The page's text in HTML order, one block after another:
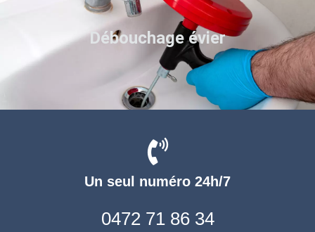
Un seul numéro 24h/7
0472 71 86 34
Débouchage évier